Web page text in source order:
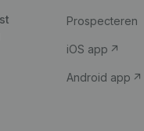
Prospecteren
iOS app
Android app